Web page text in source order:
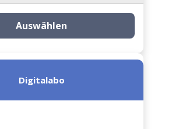
Auswählen
Digitalabo